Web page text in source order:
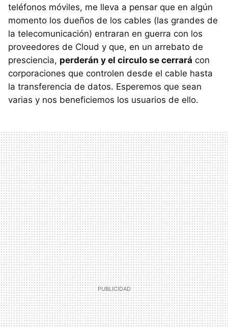
teléfonos móviles, me lleva a pensar que en algún
momento los dueños de los cables (las grandes de
la telecomunicación) entraran en guerra con los
proveedores de Cloud y que, en un arrebato de
presciencia, perderán y el circulo se cerrará con
corporaciones que controlen desde el cable hasta
la transferencia de datos. Esperemos que sean
varias y nos beneficiemos los usuarios de ello.